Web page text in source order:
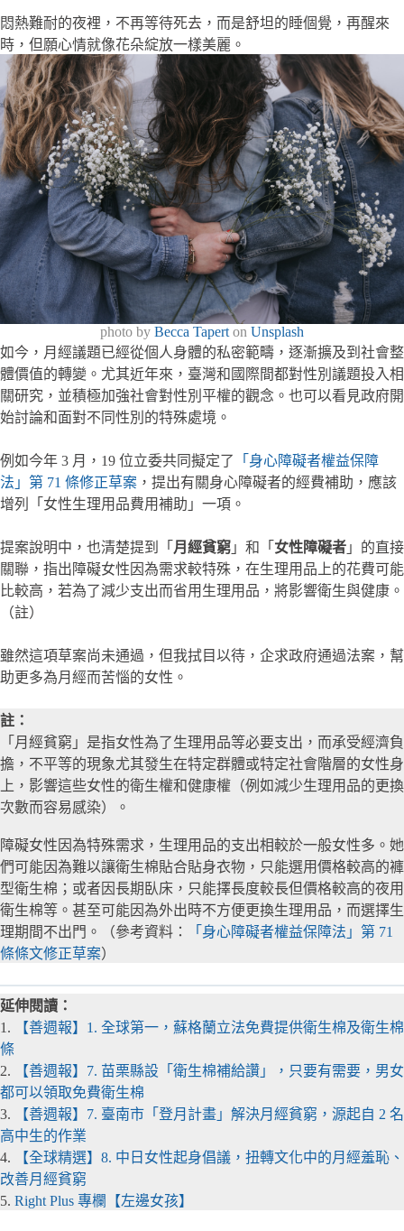
悶熱難耐的夜裡，不再等待死去，而是舒坦的睡個覺，再醒來
時，但願心情就像花朵綻放一樣美麗。
photo by Becca Taperton Unsplash
如今，月經議題已經從個人身體的私密範疇，逐漸擴及到社會整
體價值的轉變。尤其近年來，臺灣和國際間都對性別議題投入相
關研究，並積極加強社會對性別平權的觀念。也可以看見政府開
始討論和面對不同性別的特殊處境。
例如今年 3 月，19 位立委共同擬定了
「身心障礙者權益保障
法」第 71 條修正草案 ，提出有關身心障礙者的經費補助，應該
增列「女性生理用品費用補助」一項。
提案說明中，也清楚提到「 月經貧窮 」和「 女性障礙者 」的直接
關聯，指出障礙女性因為需求較特殊，在生理用品上的花費可能
比較高，若為了減少支出而省用生理用品，將影響衛生與健康。
（註）
雖然這項草案尚未通過，但我拭目以待，企求政府通過法案，幫
助更多為月經而苦惱的女性。
註：
「月經貧窮」是指女性為了生理用品等必要支出，而承受經濟負
擔，不平等的現象尤其發生在特定群體或特定社會階層的女性身
上，影響這些女性的衛生權和健康權（例如減少生理用品的更換
次數而容易感染）。
障礙女性因為特殊需求，生理用品的支出相較於一般女性多。她
們可能因為難以讓衛生棉貼合貼身衣物，只能選用價格較高的褲
型衛生棉；或者因長期臥床，只能擇長度較長但價格較高的夜用
衛生棉等。甚至可能因為外出時不方便更換生理用品，而選擇生
理期間不出門。（參考資料：
「身心障礙者權益保障法」第 71
條條文修正草案）
延伸閱讀：
1.
【善週報】1. 全球第一，蘇格蘭立法免費提供衛生棉及衛生棉
條
2.
【善週報】7. 苗栗縣設「衛生棉補給讚」，只要有需要，男女
都可以領取免費衛生棉
3.
【善週報】7. 臺南市「登月計畫」解決月經貧窮，源起自 2 名
高中生的作業
4.
【全球精選】8. 中日女性起身倡議，扭轉文化中的月經羞恥、
改善月經貧窮
5. Right Plus 專欄【左邊女孩】